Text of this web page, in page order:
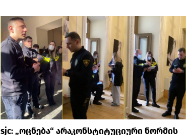
sjc: „ოცნება“ არაკონსტიტუციური ნორმის